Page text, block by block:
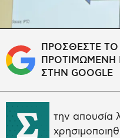
ΠΡΟΣΘΕΣΤΕ ΤΟ
ΠΡΟΤΙΜΩΜΕΝΗ
ΣΤΗΝ GOOGLE
Σ
την απουσία